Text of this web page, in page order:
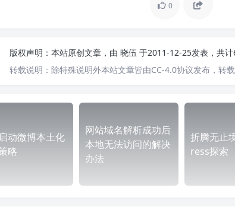
0
版权声明： 本站原创文章，由 晓伍 于2011-12-25发表，共计
转载说明： 除特殊说明外本站文章皆由CC-4.0协议发布，转载
动微博本土化
略
网站域名解析成功后
本地无法访问的解决
办法
折腾无止
ress探索